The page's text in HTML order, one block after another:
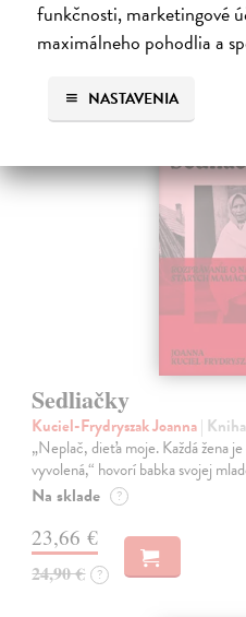
funkčnosti, marketingové
maximálneho pohodlia a
NASTAVENIA
Ďalšie z
Sedliačky
Kuciel-Frydryszak Joanna| Kniha
„Neplač, dieťa moje. Každá žena
vyvolená,“ hovorí babka svojej
Na sklade ?
23,66 €
24,90 € ?